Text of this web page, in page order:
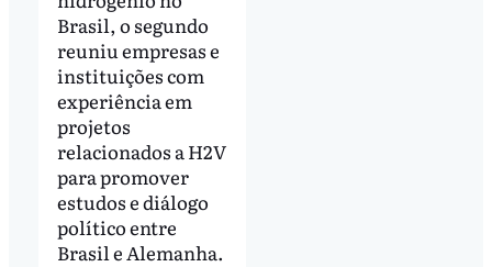
Brasil, o segundo
reuniu empresas e
instituições com
experiência em
projetos
relacionados a H2V
para promover
estudos e diálogo
político entre
Brasil e Alemanha.